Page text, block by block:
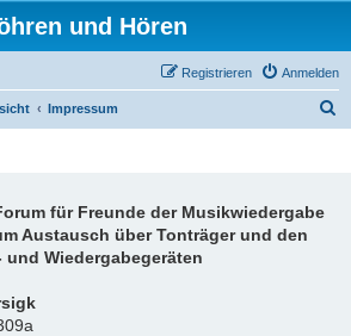
und Hören
Anmelden
Registrieren
Impressum
für Freunde der Musikwiedergabe
Austausch über Tonträger und den
Wiedergabegeräten